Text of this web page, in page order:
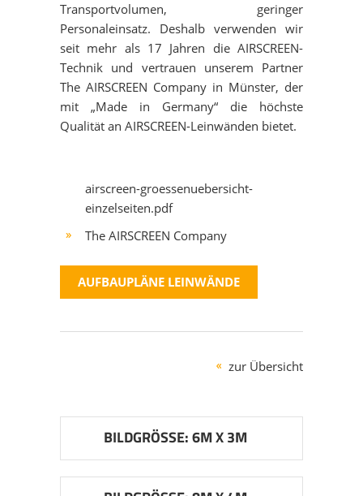
Transportvolumen, geringer
Personaleinsatz. Deshalb verwenden wir
seit mehr als 17 Jahren die AIRSCREEN-
Technik und vertrauen unserem Partner
The AIRSCREEN Company in Münster, der
mit „Made in Germany“ die höchste
Qualität an AIRSCREEN-Leinwänden bietet.
airscreen-groessenuebersicht-
einzelseiten.pdf
The AIRSCREEN Company
AUFBAUPLÄNE LEINWÄNDE
zur Übersicht
BILDGRÖSSE: 6M X 3M